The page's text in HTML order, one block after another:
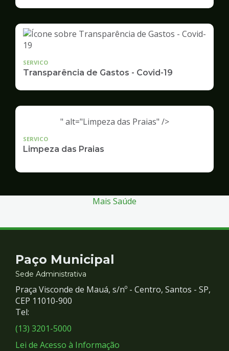
Infraestrutura
Serviços
Públicos
SERVICO
Transparência de Gastos - Covid-19
" alt="Limpeza das Praias" />
SERVICO
Limpeza das Praias
Mais Saúde
Contato
e
Redes
Sociais
Paço Municipal
Sede Administrativa
Praça Visconde de Mauá, s/nº - Centro, Santos - SP,
CEP 11010-900
Tel:
(13) 3201-5000
Lei de Acesso à Informação